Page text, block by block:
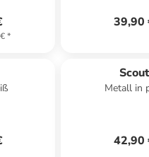
*
39,90
Scout
Metall in
42,90